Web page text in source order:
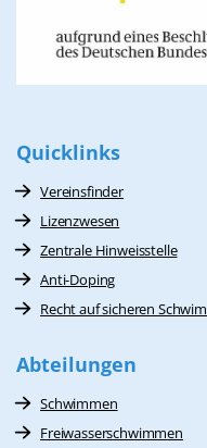
Quicklinks
Vereinsfinder
Lizenzwesen
Zentrale Hinweisstelle
Anti-Doping
Recht auf sicheren
Abteilungen
Schwimmen
Freiwasserschwimmen